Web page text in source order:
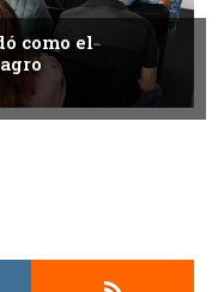
como el